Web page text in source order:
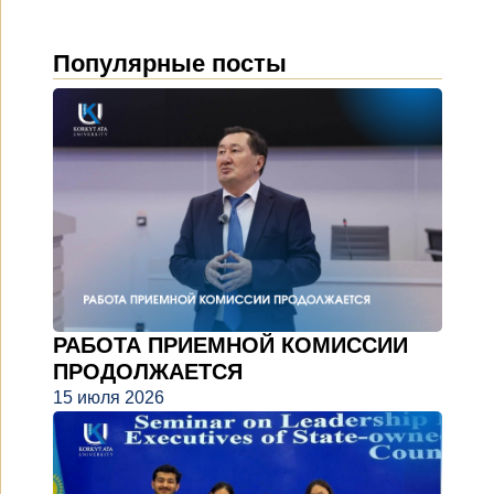
Популярные посты
РАБОТА ПРИЕМНОЙ КОМИССИИ
ПРОДОЛЖАЕТСЯ
15 июля 2026